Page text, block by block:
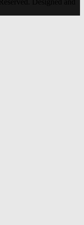
Designed and